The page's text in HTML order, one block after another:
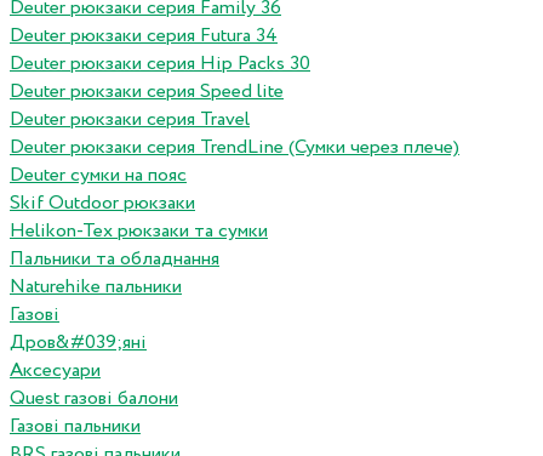
Deuter рюкзаки серия Family 36
Deuter рюкзаки серия Futura 34
Deuter рюкзаки серия Hip Packs 30
Deuter рюкзаки серия Speed lite
Deuter рюкзаки серия Travel
Deuter рюкзаки серия TrendLine (Сумки через плече)
Deuter сумки на пояс
Skif Outdoor рюкзаки
Helikon-Tex рюкзаки та сумки
Пальники та обладнання
Naturehike пальники
Газові
Дров&#039;яні
Аксесуари
Quest газові балони
Газові пальники